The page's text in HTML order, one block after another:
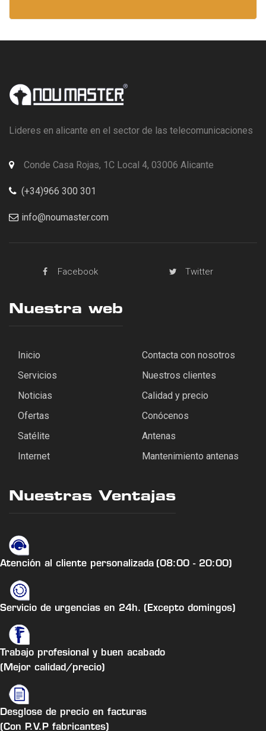
Lideres en alicante en el sector de las telecomunicaciones
Conde Casa Rojas, 1C Local 4, 03006 Alicante
(+34)966 300 301
info@noumaster.com
Facebook Twitter
Nuestra web
Inicio
Servicios
Noticias
Ofertas
Satélite
Internet
Contacta con nosotros
Nuestros clientes
Calidad y precio
Conócenos
Antenas
Mantenimiento antenas
Nuestras Ventajas
Atención al cliente personalizada (08:00 - 20:00)
Servicio de urgencias en 24h. (Excepto domingos)
Trabajo profesional y buen acabado
(Mejor calidad/precio)
Desglose de precio en facturas
(Con P.V.P fabricantes)